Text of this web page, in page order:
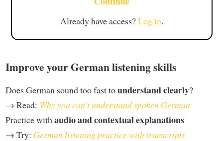
Already have access?Log in.
Improve your German listening skills
Does German sound too fast tounderstand clearly?
→ Read: Why you can't understand spoken German
Practice with audio and contextual explanations
→ Try: German listening practice with transcripts